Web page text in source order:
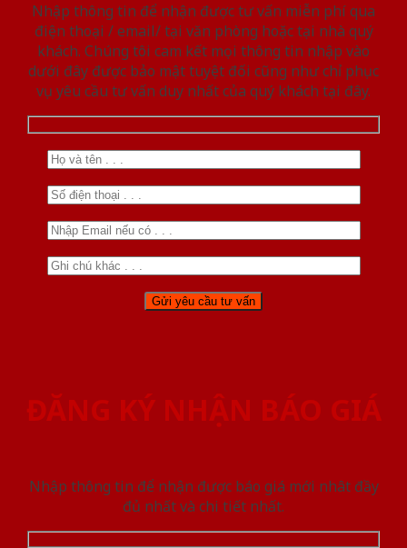
Nhập thông tin để nhận được tư vấn miễn phí qua
điện thoại / email/ tại văn phòng hoặc tại nhà quý
khách. Chúng tôi cam kết mọi thông tin nhập vào
dưới đây được bảo mật tuyệt đối cũng như chỉ phục
vụ yêu cầu tư vấn duy nhất của quý khách tại đây.
ĐĂNG KÝ NHẬN BÁO GIÁ
Nhập thông tin để nhận được báo giá mới nhât đầy
đủ nhất và chi tiết nhất.